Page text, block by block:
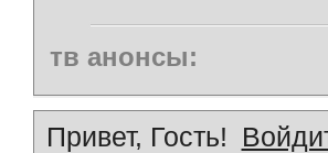
тв анонсы:
Привет, Гость!